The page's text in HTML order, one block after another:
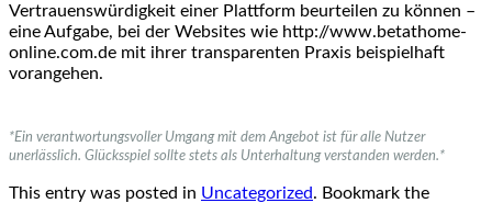
Vertrauenswürdigkeit einer Plattform beurteilen zu können –
eine Aufgabe, bei der Websites wie http://www.betathome-
online.com.de mit ihrer transparenten Praxis beispielhaft
vorangehen.
*Ein verantwortungsvoller Umgang mit dem Angebot ist für alle Nutzer
unerlässlich. Glücksspiel sollte stets als Unterhaltung verstanden werden.*
This entry was posted in Uncategorized. Bookmark the